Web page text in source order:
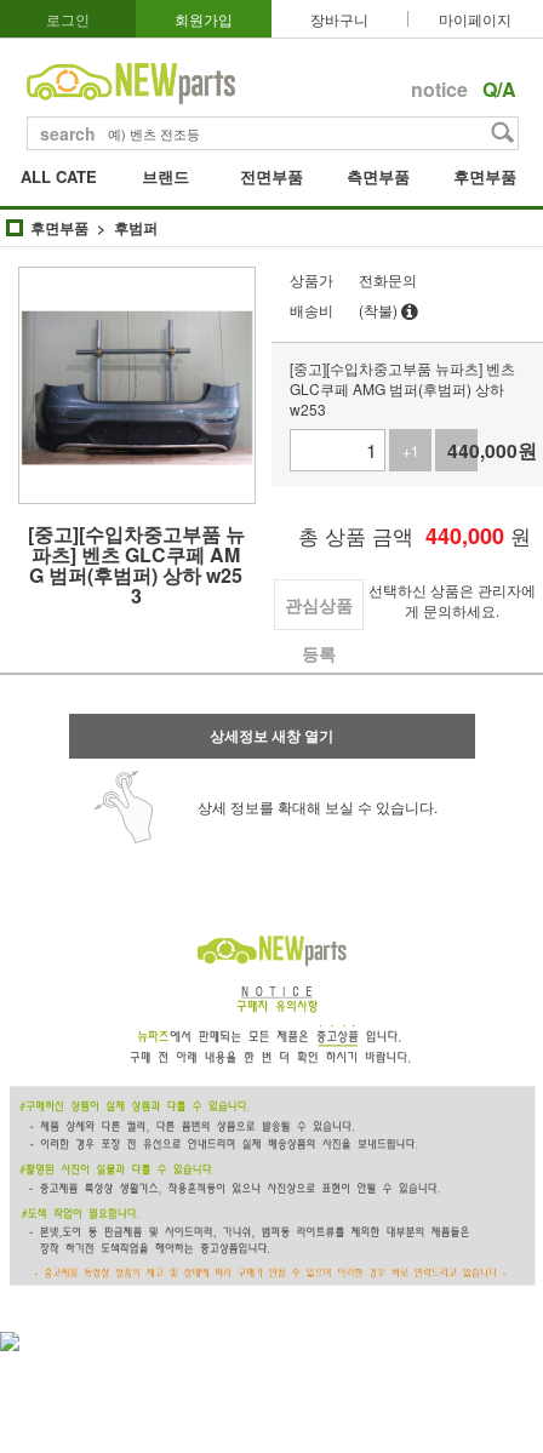
로그인 회원가입 장바구니 마이페이지
notice Q/A
search
ALL CATE 브랜드 전면부품 측면부품 후면부품
후면부품 후범퍼
[중고][수입차중고부품 뉴
파츠] 벤츠 GLC쿠페 AM
G 범퍼(후범퍼) 상하 w25
3
상품가
전화문의
배송비
(착불)
[중고][수입차중고부품 뉴파츠] 벤츠
GLC쿠페 AMG 범퍼(후범퍼) 상하
w253
+1
-1
440,000원
총 상품 금액 440,000 원
관심상품
등록
선택하신 상품은 관리자에
게 문의하세요.
상세정보 새창 열기
상세 정보를 확대해 보실 수 있습니다.